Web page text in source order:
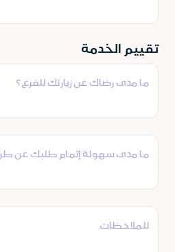
تقييم الخدمة
ما مدى رضاك عن زيارتك للفرع؟
ما مدى سهولة إتمام طلبك عن
للملاحظات